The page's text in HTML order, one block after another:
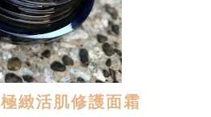
極緻活肌修護面霜